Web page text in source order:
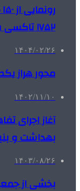
۱۷۵۲ تاکسی و ۱۸۹ اتوبوس برقی
۱۴۰۴/۰۲/۲۶
محور هراز
۱۴۰۲/۱۱/۱۰
آغاز اجرای
بهداشت و
۱۴۰۳/۰۸/۲۶
بخشی از